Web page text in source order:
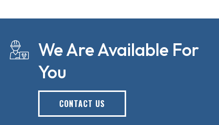
We Are Available For
You
CONTACT US